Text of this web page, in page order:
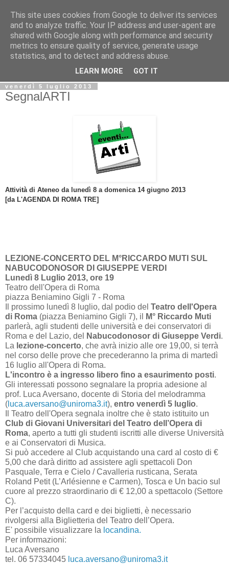
Biblio@rti in
Il Blog della Biblioteca di Area delle arti per condividere
informazioni iniziative incontri
venerdì 5 luglio 2013
SegnalARTI
Attività di Ateneo da lunedì 8 a domenica 14 giugno 2013
[da L'AGENDA DI ROMA TRE]
LEZIONE-CONCERTO DEL M°RICCARDO MUTI SUL
NABUCODONOSOR DI GIUSEPPE VERDI
Lunedì 8 Luglio 2013, ore 19
Teatro dell'Opera di Roma
piazza Beniamino Gigli 7 - Roma
Il prossimo lunedì 8 luglio, dal podio del Teatro dell'Opera
di Roma (piazza Beniamino Gigli 7), il
M° Riccardo Muti
parlerà, agli studenti delle università e dei conservatori di
Roma e del Lazio, del
Nabucodonosor di Giuseppe Verdi.
La lezione-concerto, che avrà inizio alle ore 19,00, si terrà
nel corso delle prove che precederanno la prima di martedì
16 luglio all'Opera di Roma.
L'incontro è a ingresso libero fino a esaurimento posti.
Gli interessati possono segnalare la propria adesione al
prof. Luca Aversano, docente di Storia del melodramma
( luca.aversano@uniroma3.it), entro venerdì 5 luglio.
Il Teatro dell'Opera segnala inoltre che è stato istituito un
Club di Giovani Universitari del Teatro dell’Opera di
Roma, aperto a tutti gli studenti iscritti alle diverse Università
e ai Conservatori di Musica.
Si può accedere al Club acquistando una card al costo di €
5,00 che darà diritto ad assistere agli spettacoli Don
Pasquale, Terra e Cielo / Cavalleria rusticana, Serata
Roland Petit (L’Arlésienne e Carmen), Tosca e Un bacio sul
cuore al prezzo straordinario di € 12,00 a spettacolo (Settore
C).
Per l’acquisto della card e dei biglietti, è necessario
rivolgersi alla Biglietteria del Teatro dell’Opera.
E' possibile visualizzare la locandina.
Per informazioni:
Luca Aversano
tel. 06 57334045 luca.aversano@uniroma3.it
This site uses cookies from Google to deliver its services
and to analyze traffic. Your IP address and user-agent are
shared with Google along with performance and security
metrics to ensure quality of service, generate usage
statistics, and to detect and address abuse.
LEARN MORE GOT IT